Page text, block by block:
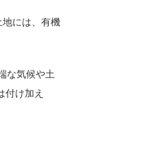
には、有機
な気候や土
付け加え